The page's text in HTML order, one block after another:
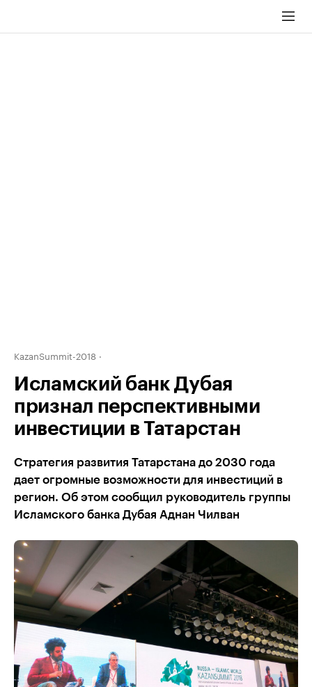
KazanSummit-2018
Исламский банк Дубая
признал перспективными
инвестиции в Татарстан
Стратегия развития Татарстана до 2030 года
дает огромные возможности для инвестиций в
регион. Об этом сообщил руководитель группы
Исламского банка Дубая Аднан Чилван